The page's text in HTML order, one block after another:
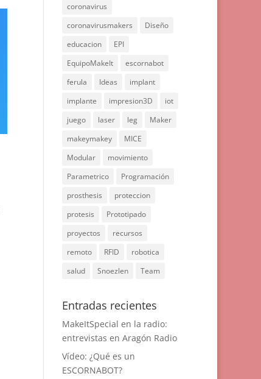
coronavirus
coronavirusmakers
Diseño
educacion
EPI
EquipoMakeIt
escornabot
ferula
Ideas
implant
implante
impresion3D
iot
juego
laser leg
Maker
makeymakey
MICE
Modular
movimiento
Parametrico
Programación
prosthesis
proteccion
protesis
Prototipado
proyectos
recursos
remoto
RFID
robotica
salud
Snoezlen Team
Entradas recientes
MakeItSpecial en la radio:
entrevistas en Aragón Radio
Vídeo: ¿Qué es un
ESCORNABOT?